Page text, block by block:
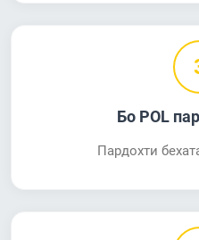
Бо POL
Пардохти